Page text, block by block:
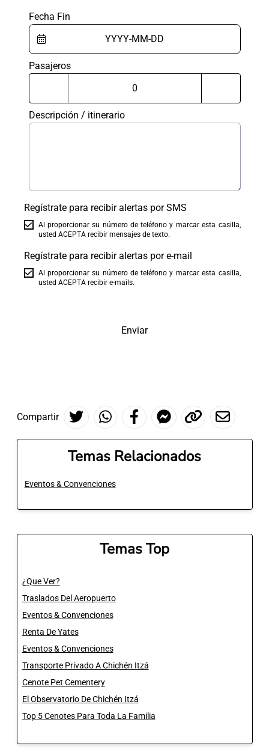
Fecha Fin
Pasajeros
Descripción / itinerario
Regístrate para recibir alertas por SMS
Al proporcionar su número de teléfono y marcar esta casilla,
usted ACEPTA recibir mensajes de texto.
Regístrate para recibir alertas por e-mail
Al proporcionar su número de teléfono y marcar esta casilla,
usted ACEPTA recibir e-mails.
Enviar
Compartir
Temas Relacionados
Eventos & Convenciones
Temas Top
¿Que Ver?
Traslados Del Aeropuerto
Eventos & Convenciones
Renta De Yates
Eventos & Convenciones
Transporte Privado A Chichén Itzá
Cenote Pet Cementery
El Observatorio De Chichén Itzá
Top 5 Cenotes Para Toda La Familia